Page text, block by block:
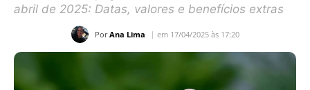
abril de 2025: Datas, valores e benefícios extras
Por Ana Lima em 17/04/2025 às 17:20